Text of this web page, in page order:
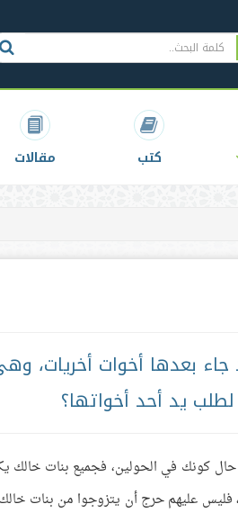
كتب مقالات
بعدها أخوات أخريات،
يد أحد أخواتها؟
كونك في الحولين، فجميع بنات خالك
عليهم حرج أن يتزوجوا من بنات